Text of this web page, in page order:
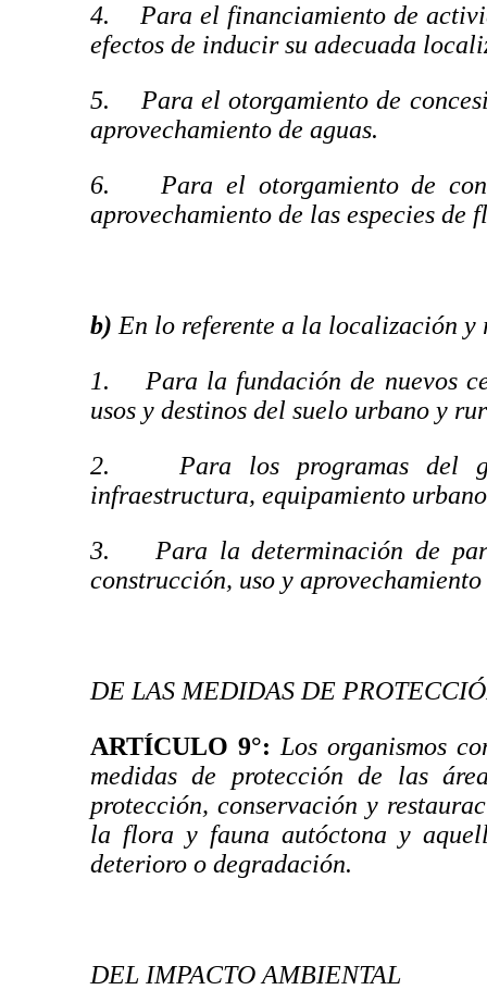
4. Para el financiamiento de
efectos de inducir su adecuada
5. Para el otorgamiento de
aprovechamiento de aguas.
6. Para el otorgamiento de
aprovechamiento de las especies de
b) En lo referente a la localización y
1. Para la fundación de nuevos
usos y destinos del suelo urbano y
2. Para los programas del
infraestructura, equipamiento
3. Para la determinación de
construcción, uso y
DE LAS MEDIDAS DE
ARTÍCULO 9°: Los organismos
medidas de protección de las
protección, conservación y
la flora y fauna autóctona y
deterioro o degradación.
DEL IMPACTO AMBIENTAL